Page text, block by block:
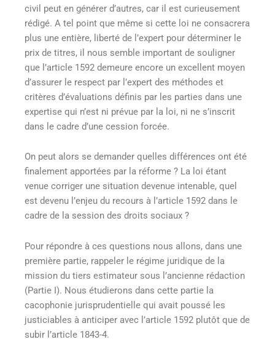
civil peut en générer d’autres, car il est curieusement
rédigé. A tel point que même si cette loi ne consacrera
plus une entière, liberté de l’expert pour déterminer le
prix de titres, il nous semble important de souligner
que l’article 1592 demeure encore un excellent moyen
d’assurer le respect par l’expert des méthodes et
critères d’évaluations définis par les parties dans une
expertise qui n’est ni prévue par la loi, ni ne s’inscrit
dans le cadre d’une cession forcée.
On peut alors se demander quelles différences ont été
finalement apportées par la réforme ? La loi étant
venue corriger une situation devenue intenable, quel
est devenu l’enjeu du recours à l’article 1592 dans le
cadre de la session des droits sociaux ?
Pour répondre à ces questions nous allons, dans une
première partie, rappeler le régime juridique de la
mission du tiers estimateur sous l’ancienne rédaction
(Partie I). Nous étudierons dans cette partie la
cacophonie jurisprudentielle qui avait poussé les
justiciables à anticiper avec l’article 1592 plutôt que de
subir l’article 1843-4.